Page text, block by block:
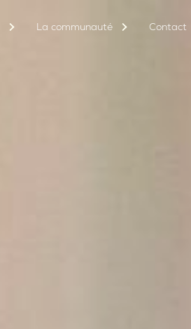
La communauté Contact